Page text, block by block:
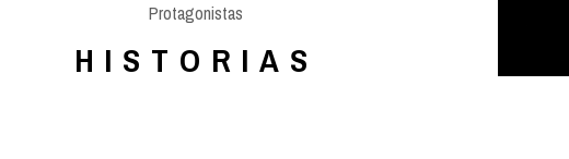
Protagonistas
HISTORIAS